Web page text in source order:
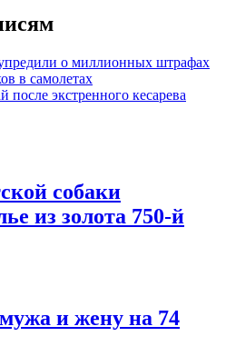
о миллионных штрафах
в самолетах
экстренного кесарева
собаки
из золота 750-й
и жену на 74